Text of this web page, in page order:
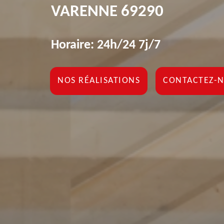
VARENNE 69290
Horaire: 24h/24 7j/7
NOS RÉALISATIONS CONTACTEZ-